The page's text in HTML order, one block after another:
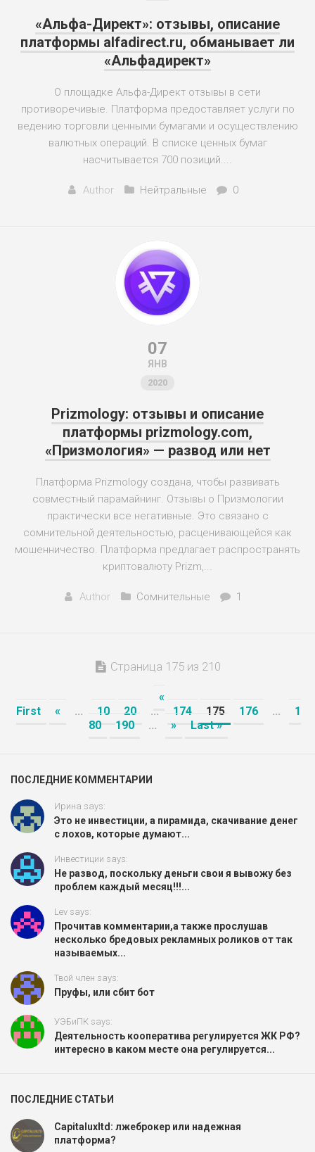
«Альфа-Директ»: отзывы, описание
платформы alfadirect.ru, обманывает ли
«Альфадирект»
О площадке Альфа-Директ отзывы в сети
противоречивые. Платформа предоставляет услуги по
ведению торговли ценными бумагами и осуществлению
валютных операций. В списке ценных бумаг
насчитывается 700 позиций....
Author Нейтральные 0
07
ЯНВ
2020
Prizmology: отзывы и описание
платформы prizmology.com,
«Призмология» — развод или нет
Платформа Prizmology создана, чтобы развивать
совместный парамайнинг. Отзывы о Призмологии
практически все негативные. Это связано с
сомнительной деятельностью, расценивающейся как
мошенничество. Платформа предлагает распространять
криптовалюту Prizm,...
Author Сомнительные 1
Страница 175 из 210
«
First
« ... 10 20 ... 174 175 176 ...
1
80
190 ... » Last »
ПОСЛЕДНИЕ КОММЕНТАРИИ
Ирина says:
Это не инвестиции, а пирамида, скачивание денег
с лохов, которые думают...
Инвестиции says:
Не развод, поскольку деньги свои я вывожу без
проблем каждый месяц!!!...
Lev says:
Прочитав комментарии,а также прослушав
несколько бредовых рекламных роликов от так
называемых...
Твой член says:
Пруфы, или сбит бот
УЭБиПК says:
Деятельность кооператива регулируется ЖК РФ?
интересно в каком месте она регулируется...
ПОСЛЕДНИЕ СТАТЬИ
Capitaluxltd: лжеброкер или надежная
платформа?